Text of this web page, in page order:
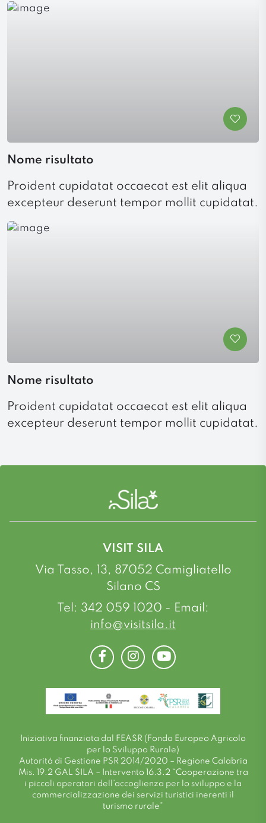
Nome risultato
Proident cupidatat occaecat est elit aliqua
excepteur deserunt tempor mollit cupidatat.
Nome risultato
Proident cupidatat occaecat est elit aliqua
excepteur deserunt tempor mollit cupidatat.
VISIT SILA
Via Tasso, 13, 87052 Camigliatello
Silano CS
Tel: 342 059 1020 - Email:
info@visitsila.it
FacebookInstagramYoutube
Iniziativa finanziata dal FEASR (Fondo Europeo Agricolo
per lo Sviluppo Rurale)
Autorità di Gestione PSR 2014/2020 – Regione Calabria
Mis. 19.2 GAL SILA – Intervento 16.3.2 “Cooperazione tra
i piccoli operatori dell’accoglienza per lo sviluppo e la
commercializzazione dei servizi turistici inerenti il
turismo rurale”